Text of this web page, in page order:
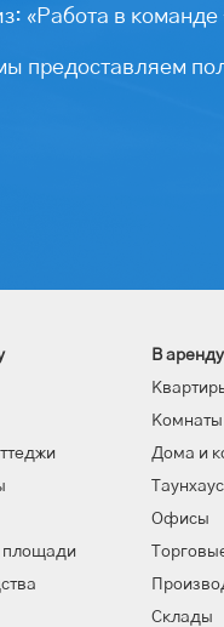
«Работа в команде
предоставляем
площади
В аренду
Комнаты
Дома и
Офисы
Склады